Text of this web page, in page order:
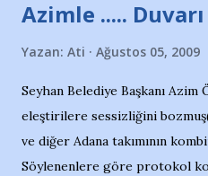
Azimle .....
Yazan: Ati Ağustos 05, 2009
Seyhan Belediye Başkanı
eleştirilere sessizliğini
ve diğer Adana takımının
Söylenenlere göre protokol